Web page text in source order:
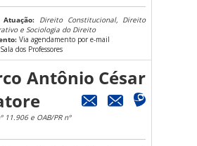
Direito Constitucional, Direito
e Sociologia do Direito
Via agendamento por e-mail
Sala dos Professores
Antônio César
11.906 e OAB/PR nº